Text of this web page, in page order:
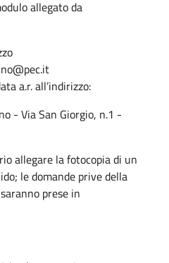
allegatoda
a.r. all’indirizzo:
- Via San Giorgio, n.1 -
allegare la fotocopia di un
le domande prive della
prese in